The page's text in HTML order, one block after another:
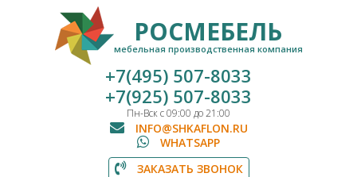
РОСМЕБЕЛЬ
мебельная производственная компания
+7(495) 507-8033
+7(925) 507-8033
Пн-Вск с 09:00 до 21:00
INFO@SHKAFLON.RU
WHATSAPP
ЗАКАЗАТЬ ЗВОНОК